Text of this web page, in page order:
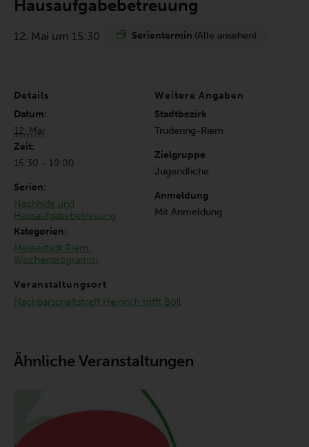
Hausaufgabebetreuung
12. Mai um 15:30 Serientermin (Alle ansehen)
Details
Datum:
12. Mai
Zeit:
15:30 - 19:00
Serien:
Nachhilfe und
Hausaufgabebetreuung
Kategorien:
Messestadt Riem,
Wochenprogramm
Veranstaltungsort
Nachbarschaftstreff Heinrich trifft Böll
Weitere Angaben
Stadtbezirk
Trudering-Riem
Zielgruppe
Jugendliche
Anmeldung
Mit Anmeldung
Ähnliche Veranstaltungen